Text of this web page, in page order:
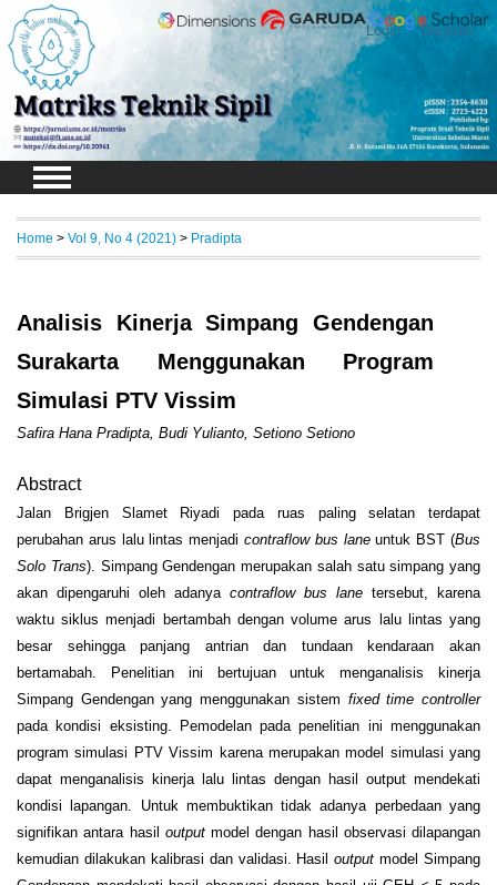
Login Register
Home > Vol 9, No 4 (2021) > Pradipta
Analisis Kinerja Simpang Gendengan
Surakarta Menggunakan Program
Simulasi PTV Vissim
Safira Hana Pradipta, Budi Yulianto, Setiono Setiono
Abstract
Jalan Brigjen Slamet Riyadi pada ruas paling selatan terdapat
perubahan arus lalu lintas menjadi contraflow bus laneuntuk BST (Bus
Solo Trans). Simpang Gendengan merupakan salah satu simpang yang
akan dipengaruhi oleh adanya contraflow bus lane tersebut, karena
waktu siklus menjadi bertambah dengan volume arus lalu lintas yang
besar sehingga panjang antrian dan tundaan kendaraan akan
bertamabah. Penelitian ini bertujuan untuk menganalisis kinerja
Simpang Gendengan yang menggunakan sistem fixed time controller
pada kondisi eksisting. Pemodelan pada penelitian ini menggunakan
program simulasi PTV Vissim karena merupakan model simulasi yang
dapat menganalisis kinerja lalu lintas dengan hasil output mendekati
kondisi lapangan. Untuk membuktikan tidak adanya perbedaan yang
signifikan antara hasil outputmodel dengan hasil observasi dilapangan
kemudian dilakukan kalibrasi dan validasi. Hasiloutput model Simpang